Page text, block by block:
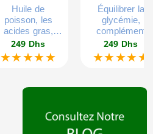
Huile de
poisson, les
acides gras,
gélatine
végétales, sans
mercure, sans
les âges,
249 Dhs
★★★★★
Équilibrer la
glycémie,
complément
alimentaire
d’extrait végétal,
glucose
60 gélules.
249 Dhs
★★★★★